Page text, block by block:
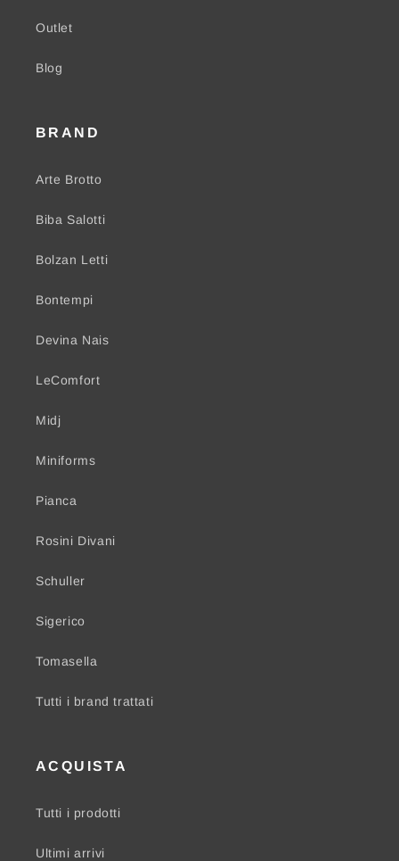
Outlet
Blog
BRAND
Arte Brotto
Biba Salotti
Bolzan Letti
Bontempi
Devina Nais
LeComfort
Midj
Miniforms
Pianca
Rosini Divani
Schuller
Sigerico
Tomasella
Tutti i brand trattati
ACQUISTA
Tutti i prodotti
Ultimi arrivi